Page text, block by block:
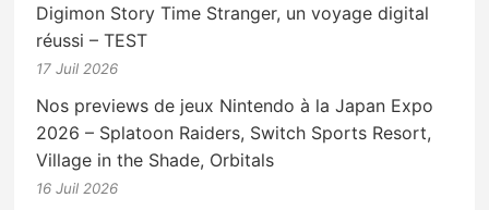
Digimon Story Time Stranger, un voyage digital
réussi – TEST
17 Juil 2026
Nos previews de jeux Nintendo à la Japan Expo
2026 – Splatoon Raiders, Switch Sports Resort,
Village in the Shade, Orbitals
16 Juil 2026